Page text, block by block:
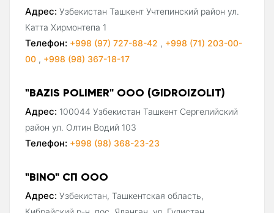
Адрес: Узбекистан Ташкент Учтепинский район ул.
Катта Хирмонтепа 1
Телефон: +998 (97) 727-88-42 , +998 (71) 203-00-
00 , +998 (98) 367-18-17
"BAZIS POLIMER" ООО (GIDROIZOLIT)
Адрес: 100044 Узбекистан Ташкент Сергелийский
район ул. Олтин Водий 103
Телефон: +998 (98) 368-23-23
"BINO" СП ООО
Адрес: Узбекистан, Ташкентская область,